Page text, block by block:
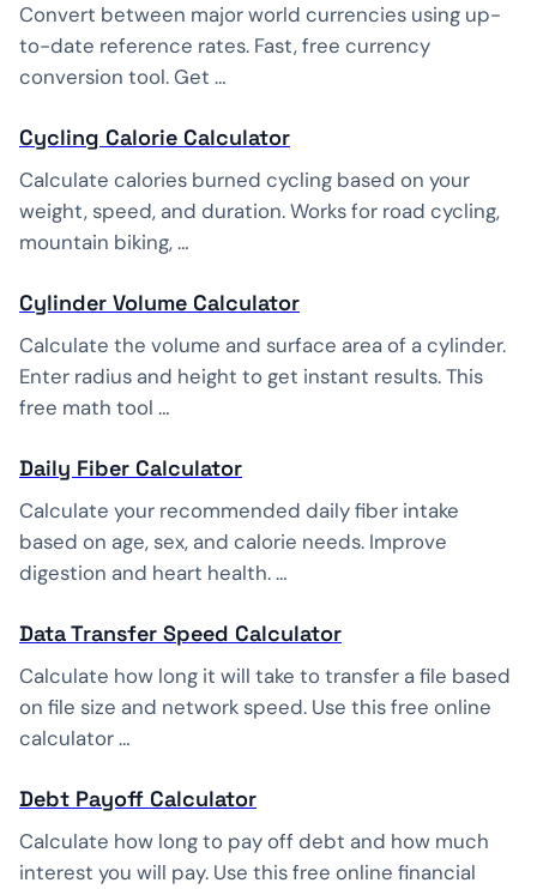
Convert between major world currencies using up-
to-date reference rates. Fast, free currency
conversion tool. Get …
Cycling Calorie Calculator
Calculate calories burned cycling based on your
weight, speed, and duration. Works for road cycling,
mountain biking, …
Cylinder Volume Calculator
Calculate the volume and surface area of a cylinder.
Enter radius and height to get instant results. This
free math tool …
Daily Fiber Calculator
Calculate your recommended daily fiber intake
based on age, sex, and calorie needs. Improve
digestion and heart health. …
Data Transfer Speed Calculator
Calculate how long it will take to transfer a file based
on file size and network speed. Use this free online
calculator …
Debt Payoff Calculator
Calculate how long to pay off debt and how much
interest you will pay. Use this free online financial